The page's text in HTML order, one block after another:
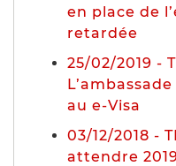
en place de
retardée
25/02/2019 -
au e-Visa
03/12/2018 -
attendre